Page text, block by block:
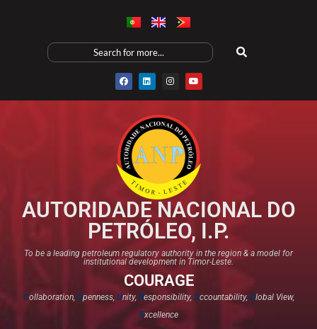
AUTORIDADE NACIONAL DO
PETRÓLEO, I.P.
To be a leading petroleum regulatory authority in the region & a model for
institutional development in Timor-Leste.
COURAGE
Collaboration, Openness, Unity, Responsibility,Accountability, Global View,
Excellence​